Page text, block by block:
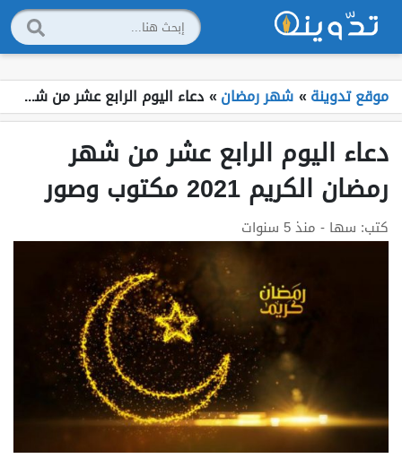
موقع تدوينة»شهر رمضان»دعاء اليوم الرابع عشر من شهر رمضان الكريم 2021 مكتوب وصور
دعاء اليوم الرابع عشر من شهر
رمضان الكريم 2021 مكتوب وصور
كتب: سها - منذ 5 سنوات